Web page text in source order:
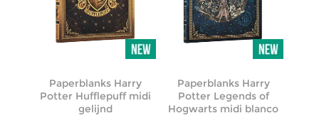
Paperblanks Harry
Potter Hufflepuff midi
gelijnd
Paperblanks Harry
Potter Legends of
Hogwarts midi blanco